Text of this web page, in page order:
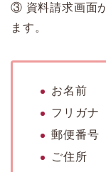
③ 資料請求画面
ます。
お名前
フリガナ
郵便番号
ご住所